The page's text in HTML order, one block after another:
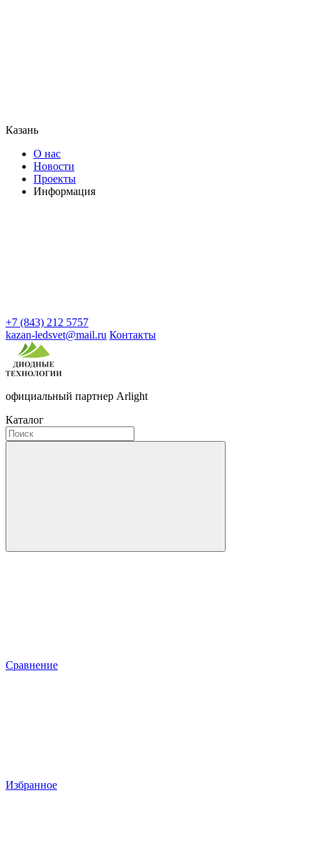
Казань
О нас
Новости
Проекты
Информация
+7 (843) 212 5757
kazan-ledsvet@mail.ru Контакты
официальный партнер Arlight
Каталог
Сравнение
Избранное